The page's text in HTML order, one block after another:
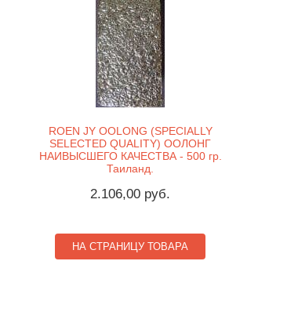
ROEN JY OOLONG (SPECIALLY
SELECTED QUALITY) ООЛОНГ
НАИВЫСШЕГО КАЧЕСТВА - 500 гр.
Таиланд.
2.106,00 руб.
НА СТРАНИЦУ ТОВАРА